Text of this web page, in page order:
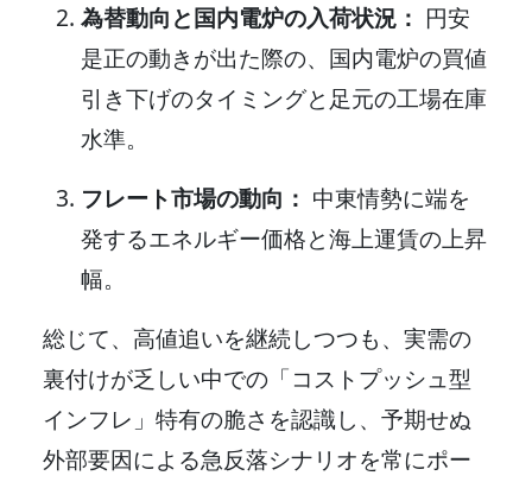
為替動向と国内電炉の入荷状況： 円安
是正の動きが出た際の、国内電炉の買値
引き下げのタイミングと足元の工場在庫
水準。
フレート市場の動向： 中東情勢に端を
発するエネルギー価格と海上運賃の上昇
幅。
総じて、高値追いを継続しつつも、実需の
裏付けが乏しい中での「コストプッシュ型
インフレ」特有の脆さを認識し、予期せぬ
外部要因による急反落シナリオを常にポー